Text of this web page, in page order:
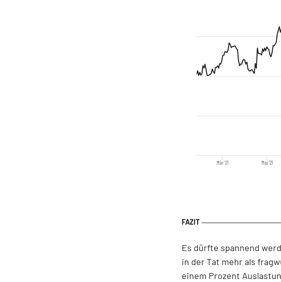
Mär '21 Mai '21
Es dürfte spannend
in der Tat mehr als
einem Prozent